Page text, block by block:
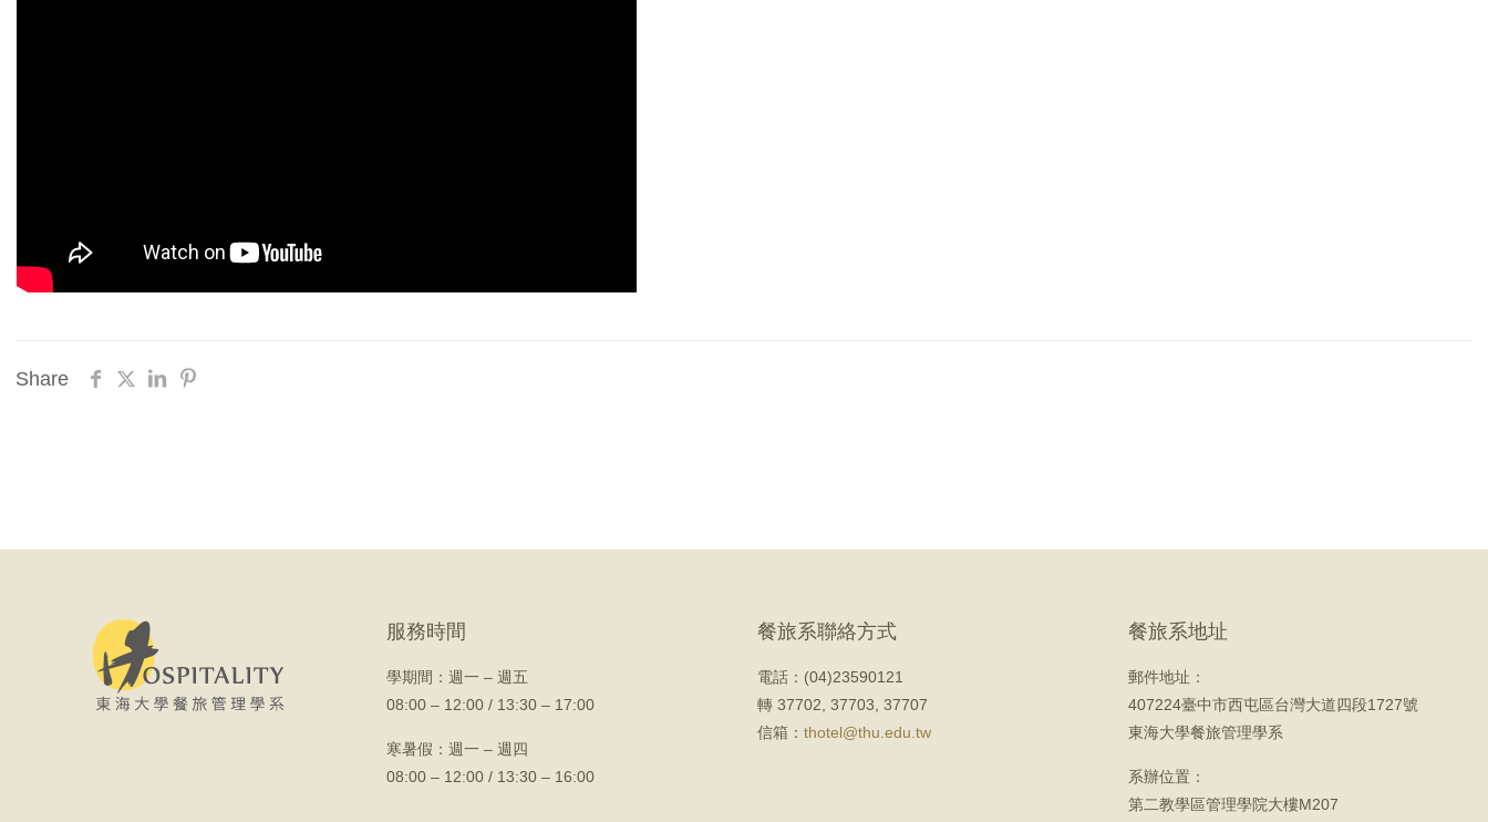
Share
服務時間
學期間： 週一 – 週五
08:00 – 12:00 / 13:30 – 17:00
寒暑假：週一 – 週四
08:00 – 12:00 / 13:30 – 16:00
餐旅系聯絡方式
電話：(04)23590121
轉 37702, 37703, 37707
信箱： thotel@thu.edu.tw
餐旅系地址
郵件地址：
407224臺中市西屯區台灣大道四段1727號
東海大學餐旅管理學系
系辦位置：
第二教學區管理學院大樓M207